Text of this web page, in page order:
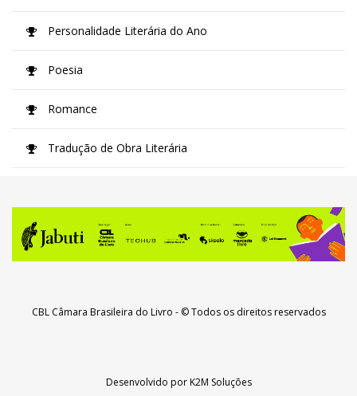
Personalidade Literária do Ano
Poesia
Romance
Tradução de Obra Literária
CBL Câmara Brasileira do Livro - © Todos os direitos reservados
Desenvolvido porK2M Soluções